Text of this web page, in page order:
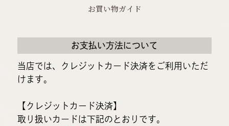
お買い物ガイド
お支払い方法について
当店では、クレジットカード決済をご利用いただ
けます。
【クレジットカード決済】
取り扱いカードは下記のとおりです。